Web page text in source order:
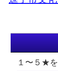
１〜５★